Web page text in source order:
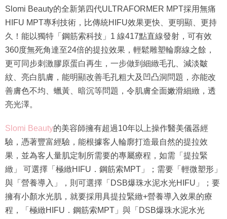
Slomi Beauty的全新第四代ULTRAFORMER MPT採用無痛
HIFU MPT專利技術，比傳統HIFU效果更快、更明顯、更持
久！能以獨特「鋼筋索科技」1 線417點直線發射，可有效
360度無死角達至24倍的提拉效果，輕鬆雕塑輪廓線之餘，
更可同步刺激膠原蛋白再生，一步做到細緻毛孔、減淡皺
紋、亮白肌膚，能明顯改善毛孔粗大及凹凸洞問題，亦能改
善膚色不均、蠟黃、暗沉等問題，令肌膚全面嫩滑細緻，透
亮光澤。
Slomi Beauty的美容師擁有超過10年以上操作醫美儀器經
驗，憑著豐富經驗，能根據客人輪廓打造最自然的提拉效
果，並為客人量肌定制所需要的專屬療程，如需「提拉緊
緻」 可選擇「極緻HIFU．鋼筋索MPT」；需要「輕微塑形」
與「營養導入」，則可選擇「DSB爆珠水泥水光HIFU」；要
擁有小顏水光肌，就要採用具提拉緊緻+營養導入效果的療
程，「極緻HIFU．鋼筋索MPT」與「DSB爆珠水泥水光